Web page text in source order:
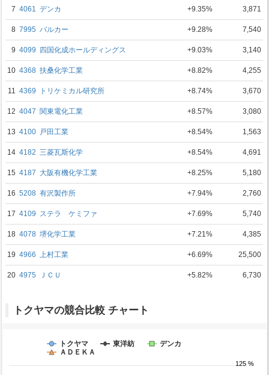
7 4061 デンカ +9.35% 3,871
8 7995 バルカー +9.28% 7,540
9 4099 四国化成ホールディングス +9.03% 3,140
10 4368 扶桑化学工業 +8.82% 4,255
11 4369 トリケミカル研究所 +8.74% 3,670
12 4047 関東電化工業 +8.57% 3,080
13 4100 戸田工業 +8.54% 1,563
14 4182 三菱瓦斯化学 +8.54% 4,691
15 4187 大阪有機化学工業 +8.25% 5,180
16 5208 有沢製作所 +7.94% 2,760
17 4109 ステラ ケミファ +7.69% 5,740
18 4078 堺化学工業 +7.21% 4,385
19 4966 上村工業 +6.69% 25,500
20 4975 ＪＣＵ +5.82% 6,730
トクヤマの競合比較 チャート
トクヤマ 東洋紡
デンカ
ＡＤＥＫＡ
125 %